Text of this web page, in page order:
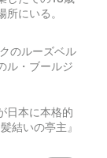
にいる。
のルーズベル
ル・ブールジ
日本に本格的
結いの亭主』